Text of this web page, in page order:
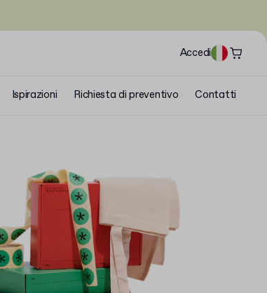
Accedi
Ispirazioni Richiesta di preventivo Contatti